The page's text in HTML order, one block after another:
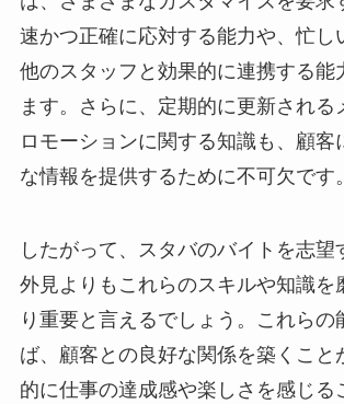
速かつ正確に応対する能力や、忙し
他のスタッフと効果的に連携する能
ます。さらに、定期的に更新される
ロモーションに関する知識も、顧客
な情報を提供するために不可欠です。
したがって、スタバのバイトを志望
外見よりもこれらのスキルや知識を
り重要と言えるでしょう。これらの
ば、顧客との良好な関係を築くこと
的に仕事の達成感や楽しさを感じる